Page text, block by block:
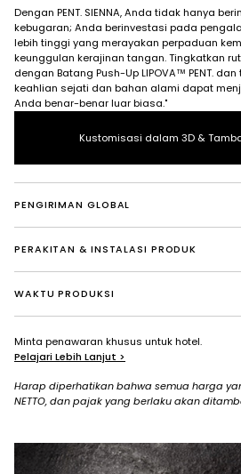
Dengan PENT. SIENNA, Anda tidak hanya
kebugaran; Anda berinvestasi pada
lebih tinggi yang merayakan perpaduan
keunggulan kerajinan tangan. Tingkatkan
dengan Batang Push-Up LIPOVA™ PENT.
keahlian sejati dan bahan alami dapat
Anda benar-benar luar biasa."
Kustomisasi dalam 3D &
PENGIRIMAN GLOBAL
PERAKITAN & INSTALASI PRODUK
WAKTU PRODUKSI
Minta penawaran khusus untuk hotel.
Pelajari Lebih Lanjut >
Harap diperhatikan bahwa semua harga
NETTO, dan pajak yang berlaku akan